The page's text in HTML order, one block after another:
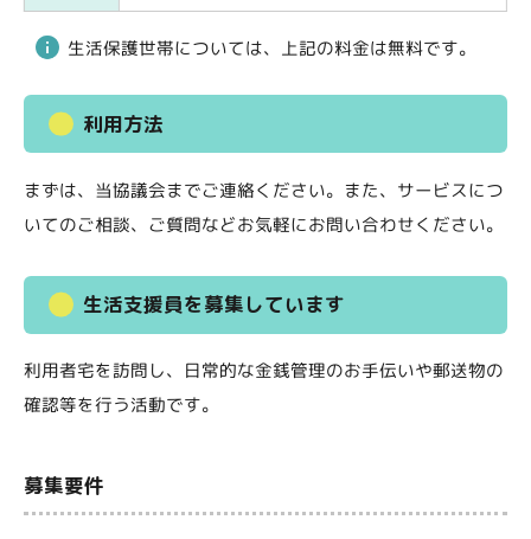
生活保護世帯については、上記の料金は無料です。
利用方法
まずは、当協議会までご連絡ください。また、サービスにつ
いてのご相談、ご質問などお気軽にお問い合わせください。
生活支援員を募集しています
利用者宅を訪問し、日常的な金銭管理のお手伝いや郵送物の
確認等を行う活動です。
募集要件